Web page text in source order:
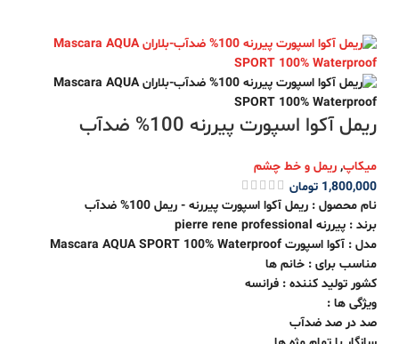
ریمل آکوا اسپورت پیررنه 100% ضدآب
میکاپ, ریمل و خط چشم
1,800,000 تومان
نام محصول : ریمل آکوا اسپورت پیررنه - ریمل 100% ضدآب
برند : پیررنه pierre rene professional
مدل : آکوا اسپورت Mascara AQUA SPORT 100% Waterproof
مناسب برای : خانم ها
کشور تولید کننده : فرانسه
ویژگی ها :
صد در صد ضدآب